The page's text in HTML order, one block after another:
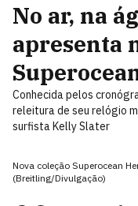
No ar, na
apresenta
Conhecida pelos
releitura de seu relógio
surfista Kelly Slater
Nova coleção Superocean
(Breitling/Divulgação)